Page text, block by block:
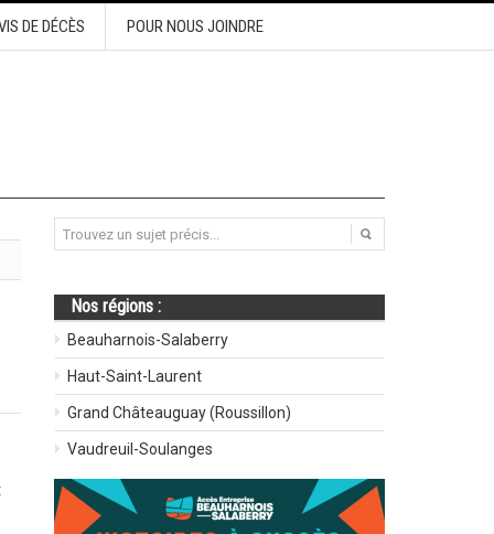
DE DÉCÈS POUR NOUS JOINDRE
Nos régions :
Beauharnois-Salaberry
Haut-Saint-Laurent
Grand Châteauguay (Roussillon)
Vaudreuil-Soulanges